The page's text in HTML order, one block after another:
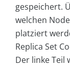
gespeichert.
welchen
platziert
Replica Set
Der linke Teil